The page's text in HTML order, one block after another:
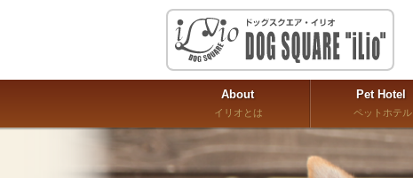
About
イリオとは
Pet Hotel
ペットホテル